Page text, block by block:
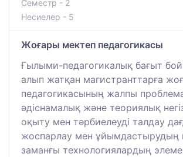
Семестр - 2
Несиелер - 5
Жоғары мектеп педагогикасы
Ғылыми-педагогикалық бағыт
алып жатқан магистранттарға
педагогикасының жалпы
әдіснамалық және теориялық
оқыту мен тәрбиелеуді талдау
жоспарлау мен ұйымдастырудың
заманғы технологиялардың